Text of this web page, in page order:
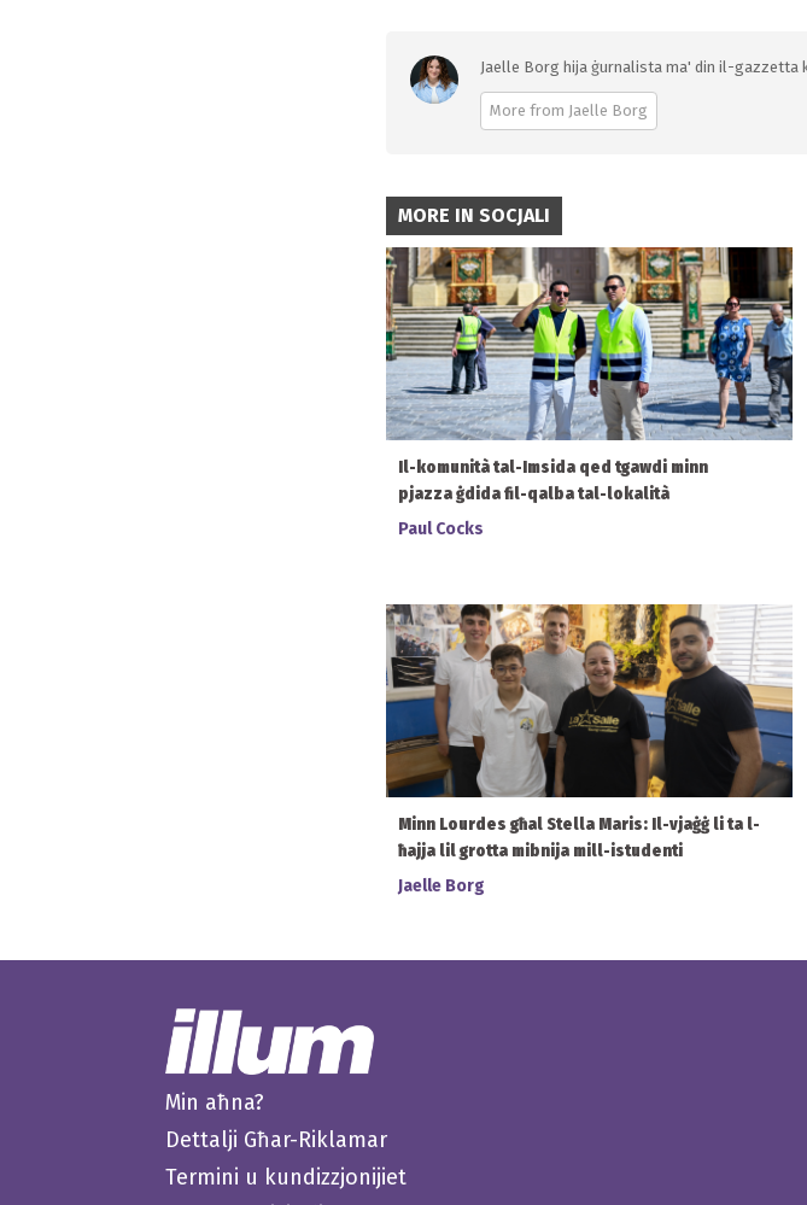
Jaelle Borg hija ġurnalista ma' din il-
More from Jaelle Borg
MORE IN SOCJALI
Il-komunità tal-Imsida qed tgawdi minn
pjazza ġdida fil-qalba tal-lokalità
Paul Cocks
Minn Lourdes għal Stella Maris: Il-vjaġġ li ta l-
ħajja lil grotta mibnija mill-istudenti
Jaelle Borg
Min aħna?
Dettalji Għar-Riklamar
Termini u kundizzjonijiet